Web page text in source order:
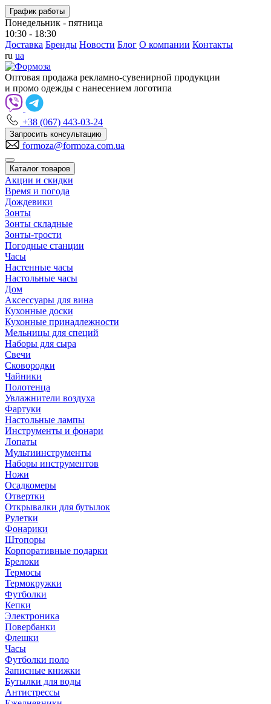
График работы
Понедельник - пятница
10:30 - 18:30
Доставка Бренды Новости Блог О компании Контакты
ru ua
Оптовая продажа рекламно-сувенирной продукции
и промо одежды с нанесением логотипа
+38 (067) 443-03-24
Запросить консультацию
formoza@formoza.com.ua
Каталог товаров
Акции и скидки
Время и погода
Дождевики
Зонты
Зонты складные
Зонты-трости
Погодные станции
Часы
Настенные часы
Настольные часы
Дом
Аксессуары для вина
Кухонные доски
Кухонные принадлежности
Мельницы для специй
Наборы для сыра
Свечи
Сковородки
Чайники
Полотенца
Увлажнители воздуха
Фартуки
Настольные лампы
Инструменты и фонари
Лопаты
Мультиинструменты
Наборы инструментов
Ножи
Осадкомеры
Отвертки
Открывалки для бутылок
Рулетки
Фонарики
Штопоры
Корпоративные подарки
Брелоки
Термосы
Термокружки
Футболки
Кепки
Электроника
Повербанки
Флешки
Часы
Футболки поло
Записные книжки
Бутылки для воды
Антистрессы